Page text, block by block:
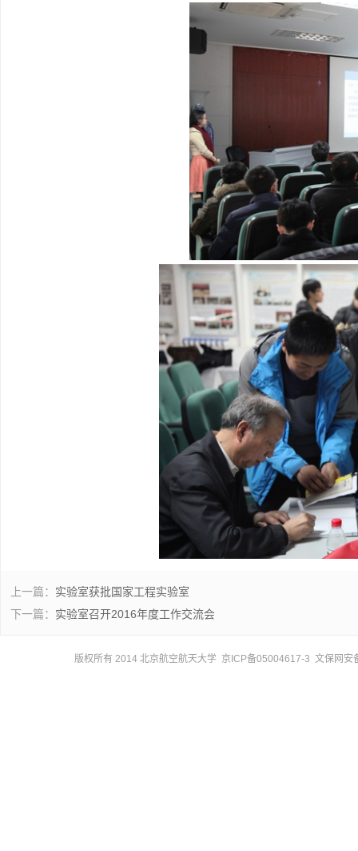
上一篇： 实验室获批国家工程实验室
下一篇： 实验室召开2016年度工作交流会
版权所有 2014 北京航空航天大学 京ICP备05004617-3 文保网